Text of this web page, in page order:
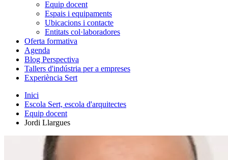
Equip docent
Espais i equipaments
Ubicacions i contacte
Entitats col·laboradores
Oferta formativa
Agenda
Blog Perspectiva
Tallers d'indústria per a empreses
Experiència Sert
Inici
Escola Sert, escola d'arquitectes
Equip docent
Jordi Llargues